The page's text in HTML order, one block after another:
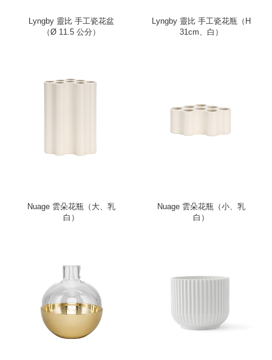
Lyngby 靈比 手工瓷花盆
（Ø 11.5 公分）
Lyngby 靈比 手工瓷花瓶（H
31cm、白）
Nuage 雲朵花瓶（大、乳
白）
Nuage 雲朵花瓶（小、乳
白）